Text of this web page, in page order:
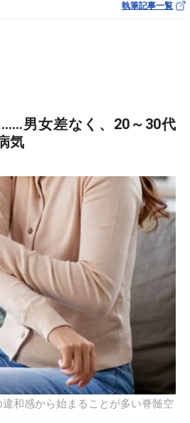
執筆記事一覧
男女差なく、20～30代
気
和感から始まることが多い脊髄空